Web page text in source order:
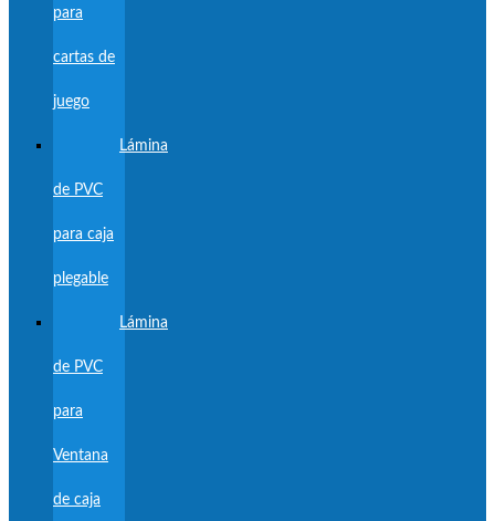
para
cartas de
juego
Lámina
de PVC
para caja
plegable
Lámina
de PVC
para
Ventana
de caja